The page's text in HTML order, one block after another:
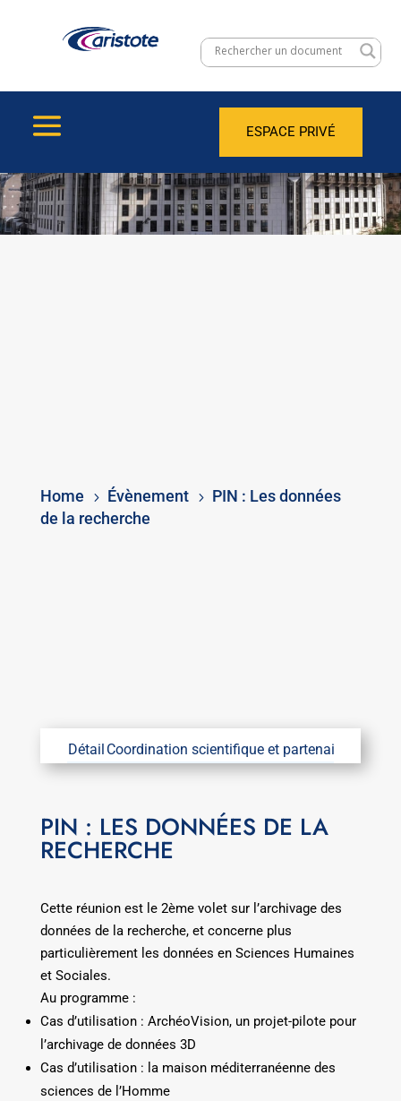
ESPACE PRIVÉ
Home 5 Évènement 5 PIN : Les données
de la recherche
Détail Coordination scientifique et partenaires
PIN : LES DONNÉES DE LA
RECHERCHE
Cette réunion est le 2ème volet sur l’archivage des
données de la recherche, et concerne plus
particulièrement les données en Sciences Humaines
et Sociales.
Au programme :
Cas d’utilisation : ArchéoVision, un projet-pilote pour
l’archivage de données 3D
Cas d’utilisation : la maison méditerranéenne des
sciences de l’Homme